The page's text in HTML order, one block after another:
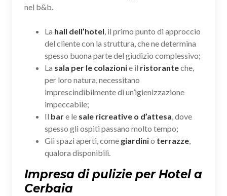
nel b&b.
La hall dell’hotel, il primo punto di approccio
del cliente con la struttura, che ne determina
spesso buona parte del giudizio complessivo;
La sala per le colazionie il ristoranteche,
per loro natura, necessitano
imprescindibilmente di un’igienizzazione
impeccabile;
Il bare le sale ricreative o d’attesa, dove
spesso gli ospiti passano molto tempo;
Gli spazi aperti, come giardinio terrazze,
qualora disponibili.
Impresa di pulizie per Hotel a
Cerbaia